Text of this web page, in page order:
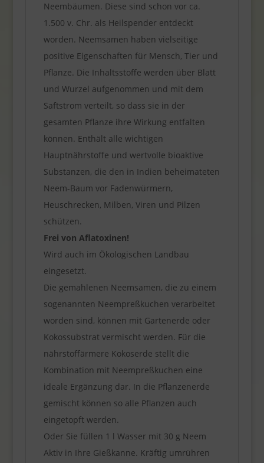
Neembäumen. Diese sind schon vor ca.
1.500 v. Chr. als Heilspender entdeckt
worden. Neemsamen haben vielseitige
positive Eigenschaften für Mensch, Tier und
Pflanze. Die Inhaltsstoffe werden über Blatt
und Wurzel aufgenommen und mit dem
Saftstrom verteilt, so dass sie in der
gesamten Pflanze ihre Wirkung entfalten
können. Enthält alle wichtigen
Hauptnährstoffe und wertvolle bioaktive
Substanzen, die den in Indien beheimateten
Neem-Baum vor Fadenwürmern,
Heuschrecken, Milben, Viren und Pilzen
schützen.
Frei von Aflatoxinen!
Wird auch im Ökologischen Landbau
eingesetzt.
Die gemahlenen Neemsamen, die zu einem
sogenannten Neempreßkuchen verarbeitet
worden sind, können mit Gartenerde oder
Kokossubstrat vermischt werden. Für die
nährstoffärmere Kokoserde stellt die
Kombination mit Neempreßkuchen eine
ideale Ergänzung dar. In die Pflanzenerde
gemischt können so alle Pflanzen auch
eingetopft werden.
Oder Sie füllen 1 l Wasser mit 30 g Neem
Aktiv in Ihre Gießkanne. Kräftig umrühren